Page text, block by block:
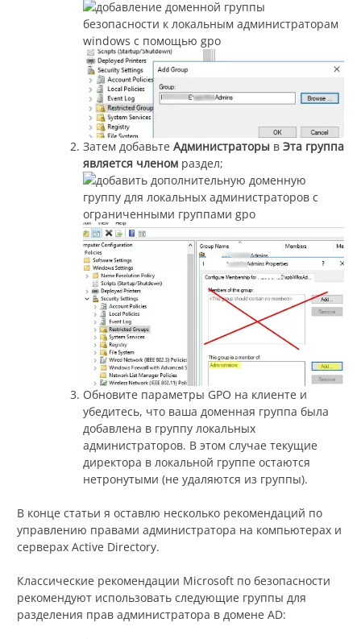
Затем добавьте Администраторы в Эта группа
является членом раздел;
Обновите параметры GPO на клиенте и
убедитесь, что ваша доменная группа была
добавлена в группу локальных
администраторов. В этом случае текущие
директора в локальной группе остаются
нетронутыми (не удаляются из группы).
В конце статьи я оставлю несколько рекомендаций по
управлению правами администратора на компьютерах и
серверах Active Directory.
Классические рекомендации Microsoft по безопасности
рекомендуют использовать следующие группы для
разделения прав администратора в домене AD: